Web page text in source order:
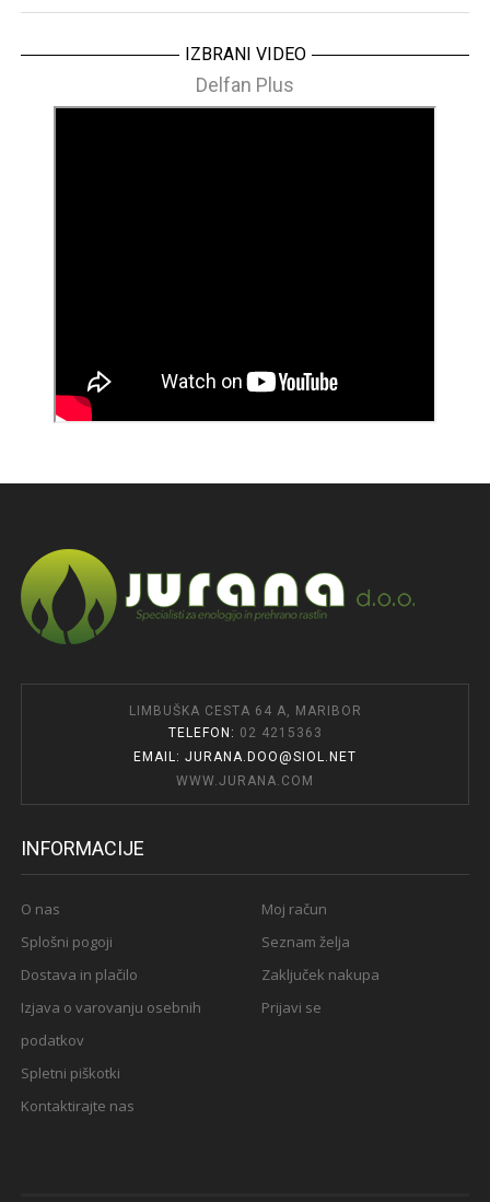
IZBRANI VIDEO
Delfan Plus
LIMBUŠKA CESTA 64 A, MARIBOR
TELEFON: 02 4215363
EMAIL: JURANA.DOO@SIOL.NET
WWW.JURANA.COM
INFORMACIJE
O nas
Splošni pogoji
Dostava in plačilo
Izjava o varovanju osebnih
podatkov
Spletni piškotki
Kontaktirajte nas
Moj račun
Seznam želja
Zaključek nakupa
Prijavi se